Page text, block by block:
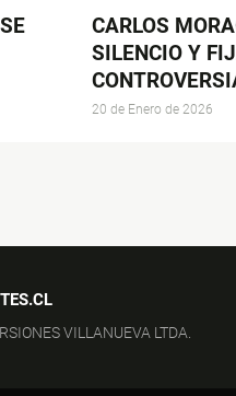
CARLOS
SILENCIO Y
20 de Enero de 2026
VILLANUEVA LTDA.